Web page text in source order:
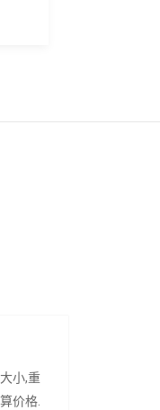
小,重
价格.